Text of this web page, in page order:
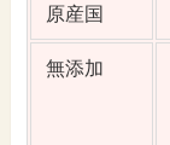
原産国
無添加